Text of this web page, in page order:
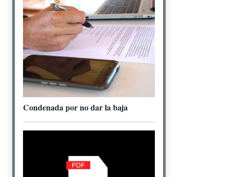
Condenada por no dar la baja